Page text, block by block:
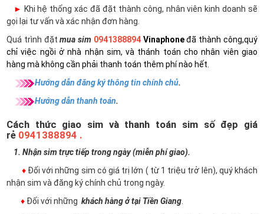
► Khi hệ thống xác đã đặt thành công, nhân viên kinh doanh sẽ
gọi lại tư vấn và xác nhận đơn hàng.
Quá trình đặtmua sim 0941388894 Vinaphoneđã thành công,quý
chỉ việc ngồi ở nhà nhận sim, và thánh toán cho nhân viên giao
hàng mà không cần phải thanh toán thêm phí nào hết.
Hướng dẫn đăng ký thông tin chính chủ.
Hướng dẫn thanh toán.
Cách thức giao sim và thanh toán sim số đẹp giá
rẻ 0941388894 .
1. Nhận sim trực tiếp trong ngày (miễn phí giao).
♦ Đối với những sim có giá trị lớn ( từ 1 triệu trở lên), quý khách
nhận sim và đăng ký chính chủ trong ngày.
♦ Đối với những khách hàng ở tại Tiền Giang